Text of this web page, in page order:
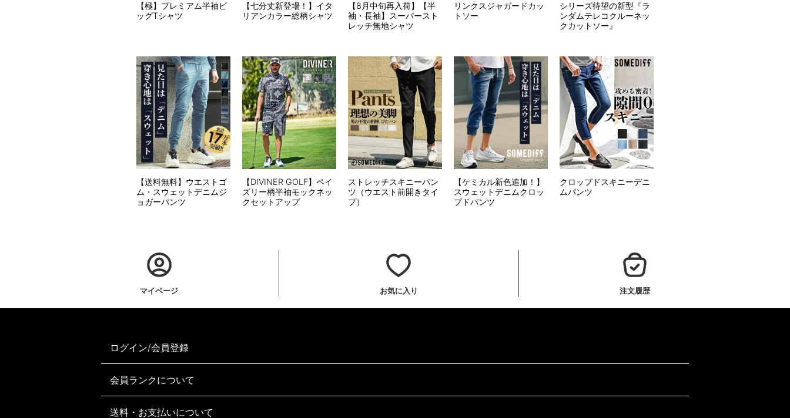
【極】プレミアム半袖ビ
ッグTシャツ
【七分丈新登場！】イタ
リアンカラー総柄シャツ
【8月中旬再入荷】【半
袖・長袖】スーパースト
レッチ無地シャツ
リンクスジャガードカッ
トソー
シリーズ待望の新型『ラ
ンダムテレコクルーネッ
クカットソー』
【送料無料】ウエストゴ
ム・スウェットデニムジ
ョガーパンツ
【DIVINER GOLF】ペイ
ズリー柄半袖モックネッ
クセットアップ
ストレッチスキニーパン
ツ（ウエスト前開きタイ
プ）
【ケミカル新色追加！】
スウェットデニムクロッ
プドパンツ
クロップドスキニーデニ
ムパンツ
マイページ お気に入り 注文履歴
ログイン/会員登録
会員ランクについて
送料・お支払いについて